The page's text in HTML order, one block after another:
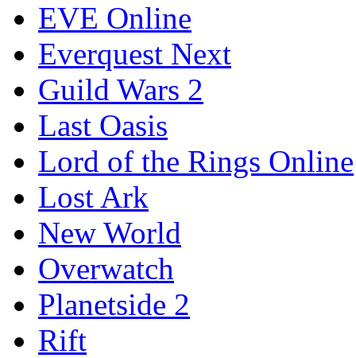
EVE Online
Everquest Next
Guild Wars 2
Last Oasis
Lord of the Rings Online
Lost Ark
New World
Overwatch
Planetside 2
Rift